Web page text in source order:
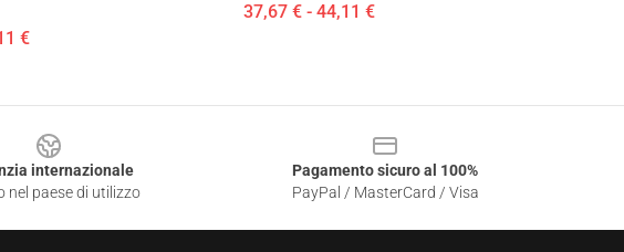
€
37,67 € - 44,11 €
internazionale
nel paese di utilizzo
Pagamento sicuro al 100%
PayPal / MasterCard / Visa